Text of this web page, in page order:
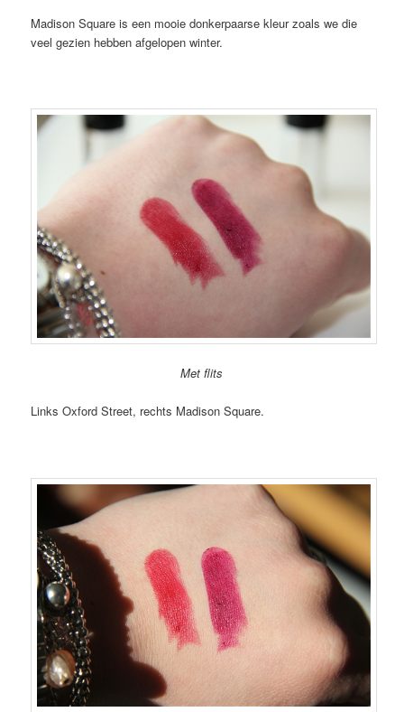
Madison Square is een mooie donkerpaarse kleur zoals we die
veel gezien hebben afgelopen winter.
Met flits
Links Oxford Street, rechts Madison Square.